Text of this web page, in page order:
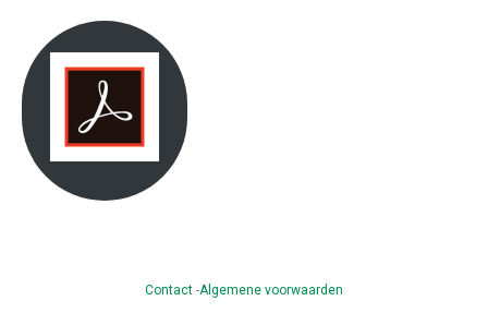
Contact -Algemene voorwaarden